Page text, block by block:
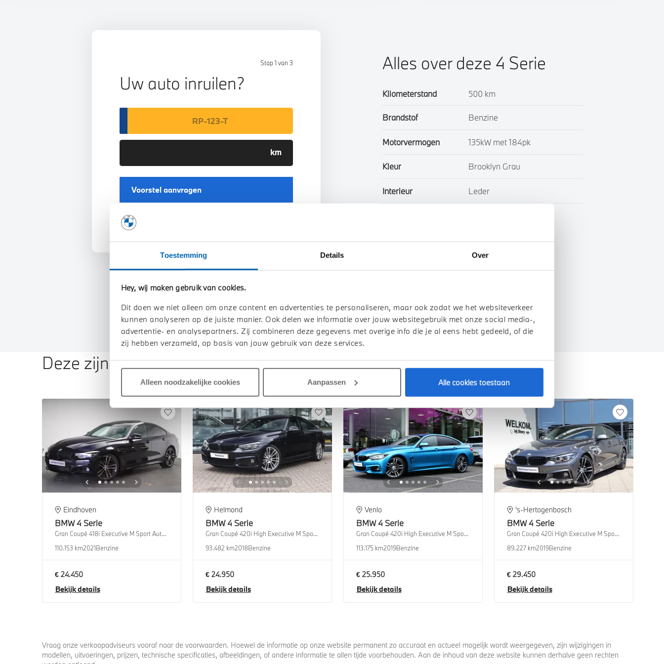
Toestemming Details Over
Hey, wij maken gebruik van cookies.
Dit doen we niet alleen om onze content en advertenties te personaliseren, maar ook zodat we het websiteverkeer
kunnen analyseren op de juiste manier. Ook delen we informatie over jouw websitegebruik met onze social media-,
advertentie- en analysepartners. Zij combineren deze gegevens met overige info die je al eens hebt gedeeld, of die
zij hebben verzameld, op basis van jouw gebruik van deze services.
Alleen noodzakelijke cookies Aanpassen Alle cookies toestaan
Stap 1 van 3
Uw auto inruilen?
Voorstel aanvragen
Alles over deze 4 Serie
Kilometerstand 500 km
Brandstof Benzine
Motorvermogen 135kW met 184pk
Kleur Brooklyn Grau
Interieur Leder
Toon alle eigenschappen
Deze zijn vergelijkbaar
Eindhoven
BMW 4 Serie
Gran Coupé 418i Executive M Sport Automaat
110.153 km2021Benzine
€ 24.450
Bekijk details
Helmond
BMW 4 Serie
Gran Coupé 420i High Executive M Sport Automaat
93.482 km2018Benzine
€ 24.950
Bekijk details
Venlo
BMW 4 Serie
Gran Coupé 420i High Executive M Sport Automaat
113.175 km2019Benzine
€ 25.950
Bekijk details
's-Hertogenbosch
BMW 4 Serie
Gran Coupé 420i High Executive M Sport Automaat
89.227 km2019Benzine
€ 29.450
Bekijk details
Vraag onze verkoopadviseurs vooraf naar de voorwaarden. Hoewel de informatie op onze website permanent zo accuraat en actueel mogelijk wordt weergegeven, zijn wijzigingen in
modellen, uitvoeringen, prijzen, technische specificaties, afbeeldingen, of andere informatie te allen tijde voorbehouden. Aan de inhoud van deze website kunnen derhalve geen rechten